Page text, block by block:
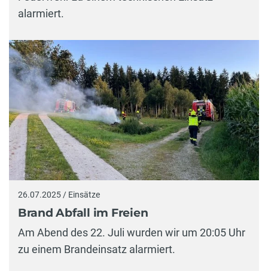
alarmiert.
26.07.2025 / Einsätze
Brand Abfall im Freien
Am Abend des 22. Juli wurden wir um 20:05 Uhr
zu einem Brandeinsatz alarmiert.